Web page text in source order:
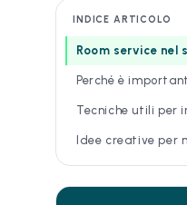
INDICE ARTICOLO
Room service
Idee creative per